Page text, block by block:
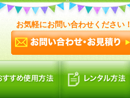
お気軽にお問い合わせください！